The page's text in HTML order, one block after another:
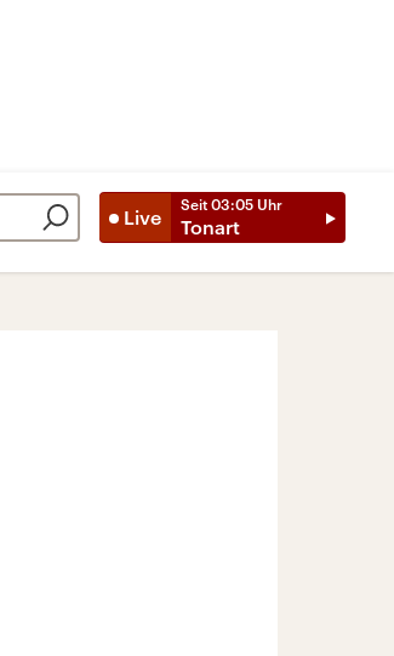
Live
Seit 03:05 Uhr
Tonart